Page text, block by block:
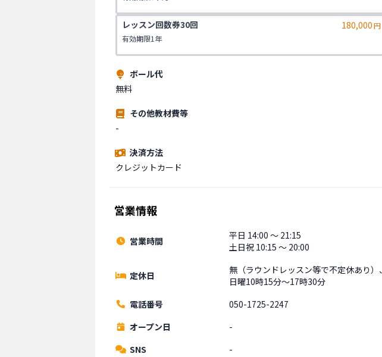
レッスン回数券30回 180,000円
有効期限1年
ボール代
無料
その他教材費等
-
決済方法
クレジットカード
営業情報
営業時間
平日 14:00 〜 21:15
土日祝 10:15 〜 20:00
定休日
無（ラウンドレッスン等で不定休あり）、
日曜10時15分〜17時30分
電話番号
050-1725-2247
オープン日
-
SNS
-